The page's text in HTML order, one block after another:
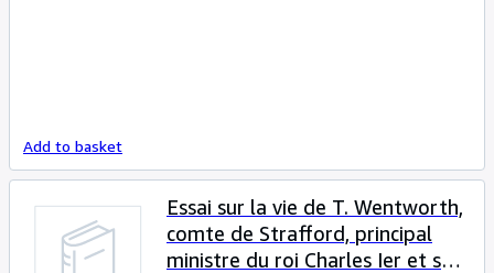
Add to basket
Essai sur la vie de T. Wentworth,
comte de Strafford, principal
ministre du roi Charles Ier et sur